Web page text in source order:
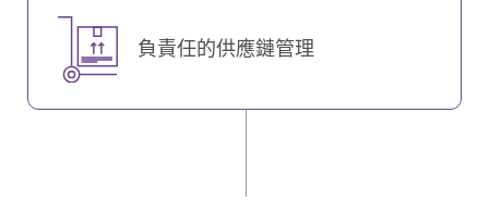
負責任的供應鏈管理